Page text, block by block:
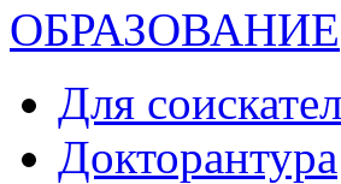
ОБРАЗОВАНИЕ
Для
Докторантура